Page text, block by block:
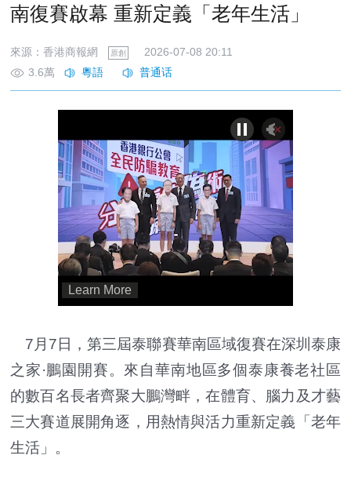
南復賽啟幕 重新定義「老年生活」
來源：香港商報網 原創
2026-07-08 20:11
3.6萬
7月7日，第三屆泰聯賽華南區域復賽在深圳泰康
之家·鵬園開賽。來自華南地區多個泰康養老社區
的數百名長者齊聚大鵬灣畔，在體育、腦力及才藝
三大賽道展開角逐，用熱情與活力重新定義「老年
生活」。